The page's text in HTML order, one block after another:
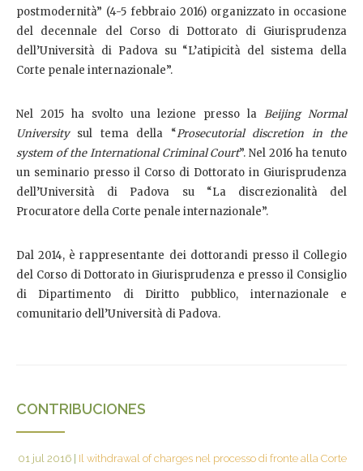
postmodernità” (4-5 febbraio 2016) organizzato in occasione
del decennale del Corso di Dottorato di Giurisprudenza
dell’Università di Padova su “L’atipicità del sistema della
Corte penale internazionale”.
Nel 2015 ha svolto una lezione presso laBeijing Normal
Universitysul tema della “Prosecutorial discretion in the
system of the International Criminal Court”. Nel 2016 ha tenuto
un seminario presso il Corso di Dottorato in Giurisprudenza
dell’Università di Padova su “La discrezionalità del
Procuratore della Corte penale internazionale”.
Dal 2014, è rappresentante dei dottorandi presso il Collegio
del Corso di Dottorato in Giurisprudenza e presso il Consiglio
di Dipartimento di Diritto pubblico, internazionale e
comunitario dell’Università di Padova.
CONTRIBUCIONES
01 jul 2016 Il withdrawal of charges nel processo di fronte alla Corte